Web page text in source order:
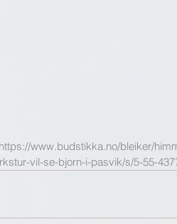
https://www.budstikka.no/bleiker/
vil-se-bjorn-i-pasvik/s/5-55-